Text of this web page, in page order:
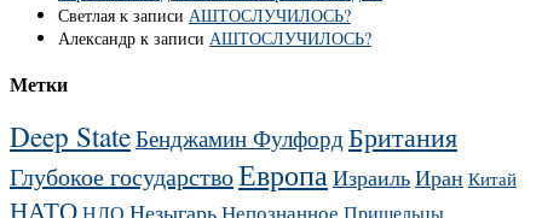
Светлая к записи АШТОСЛУЧИЛОСЬ?
Александр к записи АШТОСЛУЧИЛОСЬ?
Метки
Deep StateБенджамин ФулфордБритания
Глубокое государствоЕвропаИзраильИран Китай
НАТО